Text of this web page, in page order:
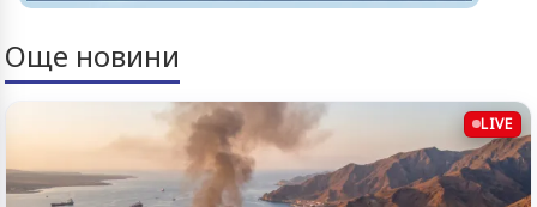
Още новини
LIVE